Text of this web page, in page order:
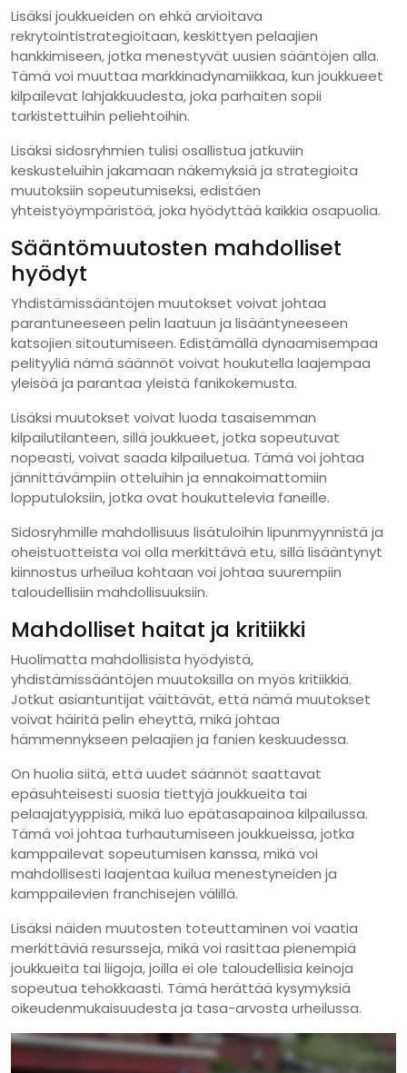
Lisäksi joukkueiden on ehkä arvioitava
rekrytointistrategioitaan, keskittyen pelaajien
hankkimiseen, jotka menestyvät uusien sääntöjen alla.
Tämä voi muuttaa markkinadynamiikkaa, kun joukkueet
kilpailevat lahjakkuudesta, joka parhaiten sopii
tarkistettuihin peliehtoihin.
Lisäksi sidosryhmien tulisi osallistua jatkuviin
keskusteluihin jakamaan näkemyksiä ja strategioita
muutoksiin sopeutumiseksi, edistäen
yhteistyöympäristöä, joka hyödyttää kaikkia osapuolia.
Sääntömuutosten mahdolliset
hyödyt
Yhdistämissääntöjen muutokset voivat johtaa
parantuneeseen pelin laatuun ja lisääntyneeseen
katsojien sitoutumiseen. Edistämällä dynaamisempaa
pelityyliä nämä säännöt voivat houkutella laajempaa
yleisöä ja parantaa yleistä fanikokemusta.
Lisäksi muutokset voivat luoda tasaisemman
kilpailutilanteen, sillä joukkueet, jotka sopeutuvat
nopeasti, voivat saada kilpailuetua. Tämä voi johtaa
jännittävämpiin otteluihin ja ennakoimattomiin
lopputuloksiin, jotka ovat houkuttelevia faneille.
Sidosryhmille mahdollisuus lisätuloihin lipunmyynnistä ja
oheistuotteista voi olla merkittävä etu, sillä lisääntynyt
kiinnostus urheilua kohtaan voi johtaa suurempiin
taloudellisiin mahdollisuuksiin.
Mahdolliset haitat ja kritiikki
Huolimatta mahdollisista hyödyistä,
yhdistämissääntöjen muutoksilla on myös kritiikkiä.
Jotkut asiantuntijat väittävät, että nämä muutokset
voivat häiritä pelin eheyttä, mikä johtaa
hämmennykseen pelaajien ja fanien keskuudessa.
On huolia siitä, että uudet säännöt saattavat
epäsuhteisesti suosia tiettyjä joukkueita tai
pelaajatyyppisiä, mikä luo epätasapainoa kilpailussa.
Tämä voi johtaa turhautumiseen joukkueissa, jotka
kamppailevat sopeutumisen kanssa, mikä voi
mahdollisesti laajentaa kuilua menestyneiden ja
kamppailevien franchisejen välillä.
Lisäksi näiden muutosten toteuttaminen voi vaatia
merkittäviä resursseja, mikä voi rasittaa pienempiä
joukkueita tai liigoja, joilla ei ole taloudellisia keinoja
sopeutua tehokkaasti. Tämä herättää kysymyksiä
oikeudenmukaisuudesta ja tasa-arvosta urheilussa.